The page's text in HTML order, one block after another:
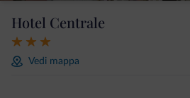
Hotel Centrale
Vedi mappa